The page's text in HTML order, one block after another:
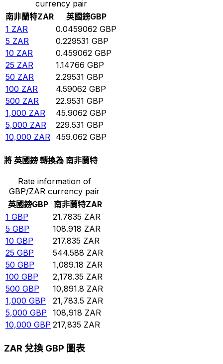
currency pair
南非蘭特ZAR 英國鎊GBP
1 ZAR 0.0459062 GBP
5 ZAR 0.229531 GBP
10 ZAR 0.459062 GBP
25 ZAR 1.14766 GBP
50 ZAR 2.29531 GBP
100 ZAR 4.59062 GBP
500 ZAR 22.9531 GBP
1,000 ZAR 45.9062 GBP
5,000 ZAR 229.531 GBP
10,000 ZAR 459.062 GBP
將 英國鎊 轉換為 南非蘭特
Rate information of
GBP/ZAR currency pair
英國鎊GBP 南非蘭特ZAR
1 GBP 21.7835 ZAR
5 GBP 108.918 ZAR
10 GBP 217.835 ZAR
25 GBP 544.588 ZAR
50 GBP 1,089.18 ZAR
100 GBP 2,178.35 ZAR
500 GBP 10,891.8 ZAR
1,000 GBP 21,783.5 ZAR
5,000 GBP 108,918 ZAR
10,000 GBP 217,835 ZAR
ZAR 兌換 GBP 圖表